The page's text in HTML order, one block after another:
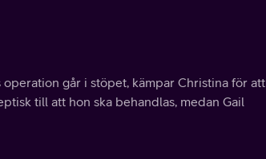
går i stöpet, kämpar Christina för att
till att hon ska behandlas, medan Gail